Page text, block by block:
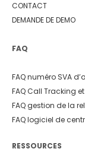
CONTACT
DEMANDE DE DEMO
FAQ
FAQ numéro SVA
FAQ Call Tracking
FAQ gestion de la
FAQ logiciel de
RESSOURCES